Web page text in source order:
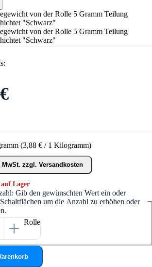
(3,88 € / 1 Kilogramm)
zzgl. Versandkosten
Lager
Gib den gewünschten Wert ein oder
um die Anzahl zu erhöhen oder
Rolle